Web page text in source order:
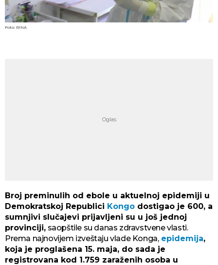
Foto: RINA
Broj preminulih od ebole u aktuelnoj epidemiji u
Demokratskoj Republici Kongo dostigao je 600, a
sumnjivi slučajevi prijavljeni su u još jednoj
provinciji, saopštile su danas zdravstvene vlasti.
Prema najnovijem izveštaju vlade Konga, epidemija,
koja je proglašena 15. maja, do sada je
registrovana kod 1.759 zaraženih osoba u